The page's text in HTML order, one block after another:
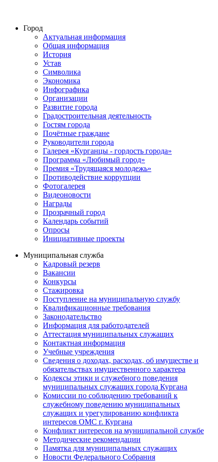
Город
Актуальная информация
Общая информация
История
Устав
Символика
Экономика
Инфографика
Организации
Развитие города
Градостроительная деятельность
Гостям города
Почётные граждане
Руководители города
Галерея «Курганцы - гордость города»
Программа «Любимый город»
Премия «Трудящаяся молодежь»
Противодействие коррупции
Фотогалерея
Видеоновости
Награды
Прозрачный город
Календарь событий
Опросы
Инициативные проекты
Муниципальная служба
Кадровый резерв
Вакансии
Конкурсы
Стажировка
Поступление на муниципальную службу
Квалификационные требования
Законодательство
Информация для работодателей
Аттестация муниципальных служащих
Контактная информация
Учебные учреждения
Сведения о доходах, расходах, об имуществе и
обязательствах имущественного характера
Кодексы этики и служебного поведения
муниципальных служащих города Кургана
Комиссии по соблюдению требований к
служебному поведению муниципальных
служащих и урегулированию конфликта
интересов ОМС г. Кургана
Конфликт интересов на муниципальной службе
Методические рекомендации
Памятка для муниципальных служащих
Новости Федерального Cобрания